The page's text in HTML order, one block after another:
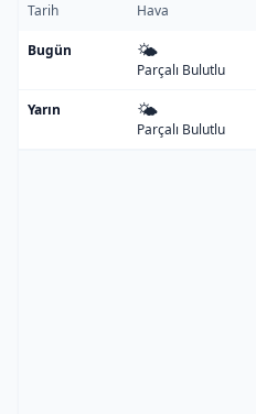
Tarih Hava
Bugün 🌤️
Parçalı Bulutlu
Yarın 🌤️
Parçalı Bulutlu